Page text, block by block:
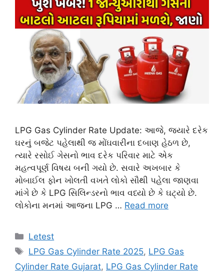
LPG Gas Cylinder Rate Update: આજે, જ્યારે દરેક
ઘરનું બજેટ પહેલાથી જ મોંઘવારીના દબાણ હેઠળ છે,
ત્યારે રસોઈ ગેસનો ભાવ દરેક પરિવાર માટે એક
મહત્વપૂર્ણ વિષય બની ગયો છે. સવારે અખબાર કે
મોબાઈલ ફોન ખોલતી વખતે લોકો સૌથી પહેલા જાણવા
માંગે છે કે LPG સિલિન્ડરનો ભાવ વધ્યો છે કે ઘટ્યો છે.
લોકોના મનમાં આજના LPG … Read more
Categories
Letest
Tags
LPG Gas Cylinder Rate 2025, LPG Gas
Cylinder Rate Gujarat, LPG Gas Cylinder Rate